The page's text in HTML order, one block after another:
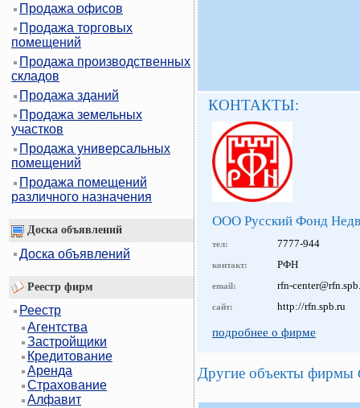
Продажа офисов
Продажа торговых
помещений
Продажа производственных
складов
Продажа зданий
Продажа земельных
участков
Продажа универсальных
помещений
Продажа помещений
различного назначения
Доска объявлений
Доска объявлений
Реестр фирм
Реестр
Агентства
Застройщики
Кредитование
Аренда
Страхование
Алфавит
КОНТАКТЫ:
ООО Русский Фонд
тел: 7777-944
контакт: РФН
email: rfn-
сайт: http://rfn.spb.ru
подробнее о фирме
Другие объекты фирмы